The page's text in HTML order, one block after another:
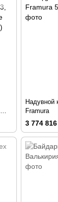
Надувной
Framura
3 774